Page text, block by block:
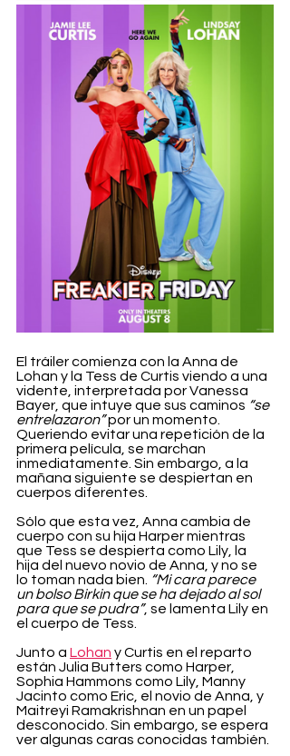
El tráiler comienza con la Anna de
Lohan y la Tess de Curtis viendo a una
vidente, interpretada por Vanessa
Bayer, que intuye que sus caminos “se
entrelazaron” por un momento.
Queriendo evitar una repetición de la
primera película, se marchan
inmediatamente. Sin embargo, a la
mañana siguiente se despiertan en
cuerpos diferentes.
Sólo que esta vez, Anna cambia de
cuerpo con su hija Harper mientras
que Tess se despierta como Lily, la
hija del nuevo novio de Anna, y no se
lo toman nada bien. “Mi cara parece
un bolso Birkin que se ha dejado al sol
para que se pudra”, se lamenta Lily en
el cuerpo de Tess.
Junto a Lohan y Curtis en el reparto
están Julia Butters como Harper,
Sophia Hammons como Lily, Manny
Jacinto como Eric, el novio de Anna, y
Maitreyi Ramakrishnan en un papel
desconocido. Sin embargo, se espera
ver algunas caras conocidas también.